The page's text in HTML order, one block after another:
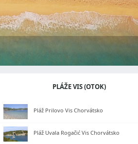
PLÁŽE VIS (OTOK)
Pláž Prilovo Vis Chorvátsko
Pláž Uvala Rogačić Vis Chorvátsko